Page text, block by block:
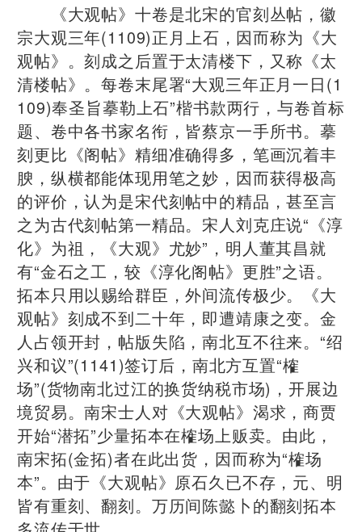
《大观帖》十卷是北宋的官刻丛帖，徽
宗大观三年(1109)正月上石，因而称为《大
观帖》。刻成之后置于太清楼下，又称《太
清楼帖》。每卷末尾署“大观三年正月一日(1
109)奉圣旨摹勒上石”楷书款两行，与卷首标
题、卷中各书家名衔，皆蔡京一手所书。摹
刻更比《阁帖》精细准确得多，笔画沉着丰
腴，纵横都能体现用笔之妙，因而获得极高
的评价，认为是宋代刻帖中的精品，甚至言
之为古代刻帖第一精品。宋人刘克庄说“《淳
化》为祖，《大观》尤妙”，明人董其昌就
有“金石之工，较《淳化阁帖》更胜”之语。
拓本只用以赐给群臣，外间流传极少。《大
观帖》刻成不到二十年，即遭靖康之变。金
人占领开封，帖版失陷，南北互不往来。“绍
兴和议”(1141)签订后，南北方互置“榷
场”(货物南北过江的换货纳税市场)，开展边
境贸易。南宋士人对《大观帖》渴求，商贾
开始“潜拓”少量拓本在榷场上贩卖。由此，
南宋拓(金拓)者在此出货，因而称为“榷场
本”。由于《大观帖》原石久已不存，元、明
皆有重刻、翻刻。万历间陈懿卜的翻刻拓本